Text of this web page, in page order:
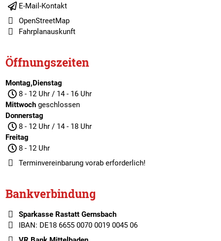
E-Mail-Kontakt
OpenStreetMap
Fahrplanauskunft
Öffnungszeiten
Montag,Dienstag
8 - 12 Uhr / 14 - 16 Uhr
Mittwochgeschlossen
Donnerstag
8 - 12 Uhr / 14 - 18 Uhr
Freitag
8 - 12 Uhr
Terminvereinbarungvorab erforderlich!
Bankverbindung
Sparkasse Rastatt Gernsbach
IBAN: DE18 6655 0070 0019 0045 06